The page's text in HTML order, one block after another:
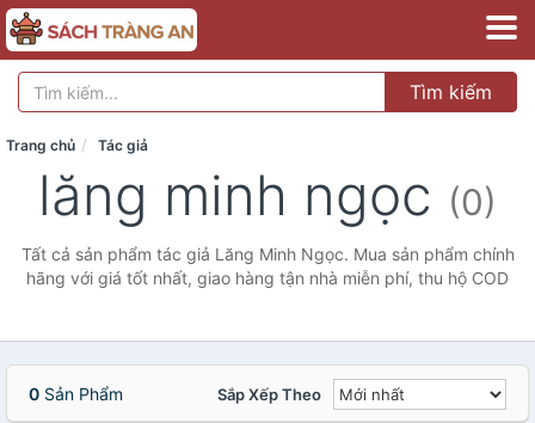
Tìm kiếm
Trang chủ Tác giả
lăng minh ngọc (0)
Tất cả sản phẩm tác giả Lăng Minh Ngọc. Mua sản phẩm chính
hãng với giá tốt nhất, giao hàng tận nhà miễn phí, thu hộ COD
0 Sản Phẩm Sắp Xếp Theo